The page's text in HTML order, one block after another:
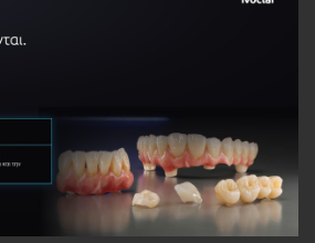
τεχνικών για τη βελτίωση
των ιστών και της συγκόλλησης
/CAM
μπορεί να χρησιμοποιηθεί
“βιομιμητικά”